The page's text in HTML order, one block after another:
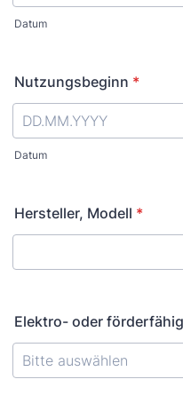
Datum
Nutzungsbeginn *
Datum
Hersteller, Modell *
Elektro- oder